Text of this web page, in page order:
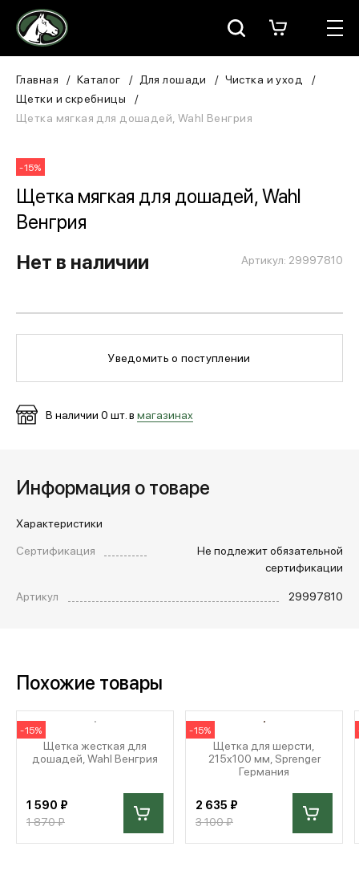
Москва
Для всадника
В конюшню
ЗООТОВАРЫ
Для собаки
МЕДИА
обратный звонок
Главная Каталог Для лошади
Чистка и уход
Щетки и скребницы
Щетка мягкая для дошадей, Wahl Венгрия
-15%
Щетка мягкая для дошадей, Wahl
Венгрия
Артикул: 29997810
Нет в наличии
Уведомить о поступлении
В наличии 0 шт. в магазинах
Информация о товаре
Характеристики
Сертификация
Не подлежит обязательной
сертификации
Артикул
29997810
Похожие товары
-15%
Щетка жесткая для
дошадей, Wahl Венгрия
1 590 ₽
1 870 ₽
-15%
Щетка для шерсти,
215x100 мм, Sprenger
Германия
2 635 ₽
3 100 ₽